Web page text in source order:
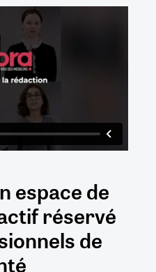
espace de
réservé
de